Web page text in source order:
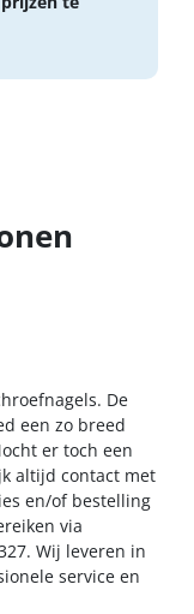
De
een zo breed
er toch een
altijd contact met
en/of bestelling
via
Wij leveren in
service en